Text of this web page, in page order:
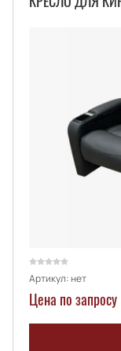
КРЕСЛО ДЛЯ
Артикул:нет
Цена по запросу